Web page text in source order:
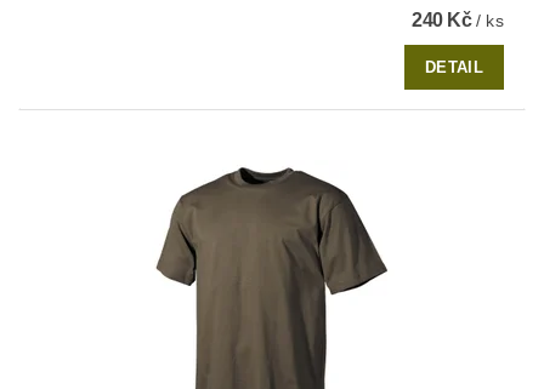
240 Kč/ ks
DETAIL